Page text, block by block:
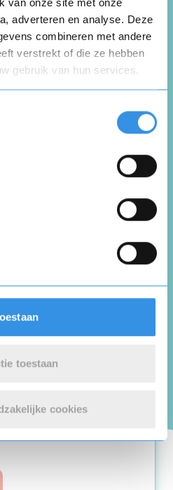
adverteren en analyse. Deze
combineren met andere
verstrekt of die ze hebben
gebruik van hun services.
toestaan
cookies
review
je ervaring *